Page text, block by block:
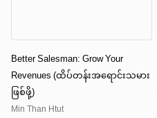
Better Salesman: Grow Your
Revenues (ထိပ်တန်းအရောင်းသမား
ဖြစ်ဖို့)
Min Than Htut